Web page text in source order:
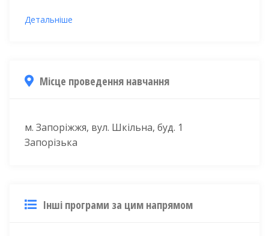
Детальніше
Місце проведення навчання
м. Запоріжжя, вул. Шкільна, буд. 1
Запорізька
Інші програми за цим напрямом